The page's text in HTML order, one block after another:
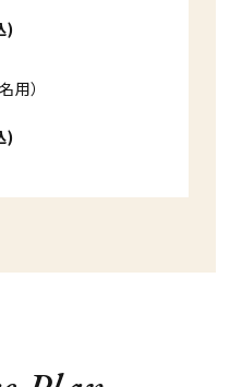
)
用）
)